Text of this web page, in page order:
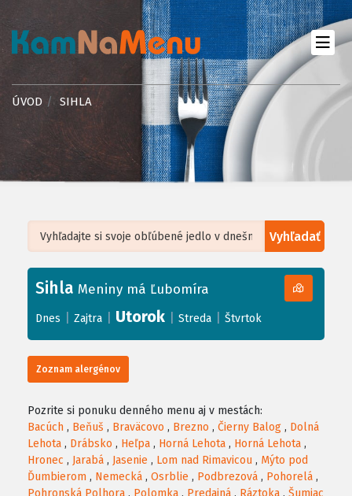
ÚVOD SIHLA
Vyhľadať
+
−
Leaflet| ©OpenStreetMap, Tiles courtesy ofHumanitarian OpenStreetMap
Sihla Meniny má Ľubomíra
Dnes Zajtra Utorok Streda Štvrtok
Zoznam alergénov
Pozrite si ponuku denného menu aj v mestách:
Bacúch , Beňuš , Braväcovo , Brezno , Čierny Balog , Dolná
Lehota , Drábsko , Heľpa , Horná Lehota , Horná Lehota ,
Hronec , Jarabá , Jasenie , Lom nad Rimavicou , Mýto pod
Ďumbierom , Nemecká , Osrblie , Podbrezová , Pohorelá ,